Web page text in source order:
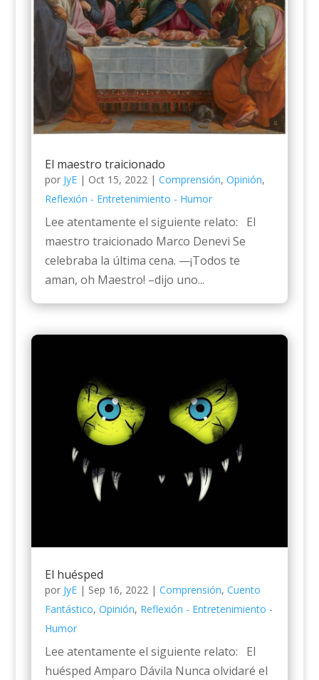
El maestro traicionado
por JyE| Oct 15, 2022| Comprensión, Opinión,
Reflexión - Entretenimiento - Humor
Lee atentamente el siguiente relato: El
maestro traicionado Marco Denevi Se
celebraba la última cena. —¡Todos te
aman, oh Maestro! –dijo uno...
El huésped
por JyE| Sep 16, 2022| Comprensión, Cuento
Fantástico, Opinión, Reflexión - Entretenimiento -
Humor
Lee atentamente el siguiente relato: El
huésped Amparo Dávila Nunca olvidaré el